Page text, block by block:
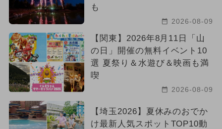
も
2026-08-09
【関東】2026年8月11日「山
の日」開催の無料イベント10
選 夏祭り＆水遊び＆映画も満
喫
2026-08-09
【埼玉2026】夏休みのおでか
け最新人気スポットTOP10動